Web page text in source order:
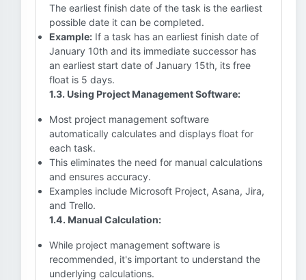
The earliest finish date of the task is the earliest
possible date it can be completed.
Example: If a task has an earliest finish date of
January 10th and its immediate successor has
an earliest start date of January 15th, its free
float is 5 days.
1.3. Using Project Management Software:
Most project management software
automatically calculates and displays float for
each task.
This eliminates the need for manual calculations
and ensures accuracy.
Examples include Microsoft Project, Asana, Jira,
and Trello.
1.4. Manual Calculation:
While project management software is
recommended, it's important to understand the
underlying calculations.